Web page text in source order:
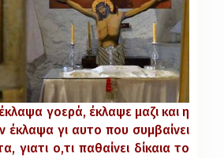
γοερά, έκλαψε μαζι και η
έκλαψα γι αυτο που συμβαίνει
γιατι ο,τι παθαίνει δίκαια το